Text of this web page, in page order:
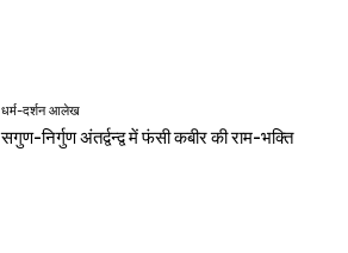
धर्म-दर्शन आलेख
सगुण-निर्गुण अंतर्द्वन्द्व में फंसी कबीर की राम-भक्ति